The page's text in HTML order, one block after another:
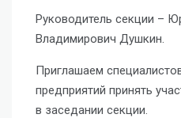
Руководитель секции –
Владимирович Душкин.
Приглашаем
предприятий принять
в заседании секции.